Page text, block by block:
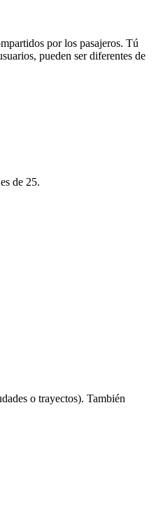
por los pasajeros. Tú
pueden ser diferentes de
de 25.
o trayectos). También